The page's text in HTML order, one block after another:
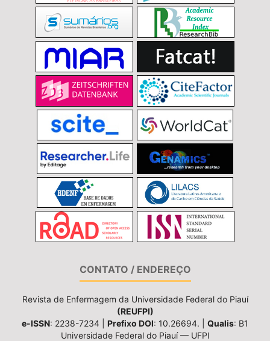
CONTATO / ENDEREÇO
Revista de Enfermagem da Universidade Federal do Piauí
(REUFPI)
e-ISSN: 2238-7234 | Prefixo DOI: 10.26694. | Qualis: B1
Universidade Federal do Piauí — UFPI